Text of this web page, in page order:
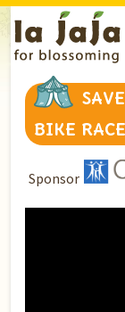
BIKE
Sponsor